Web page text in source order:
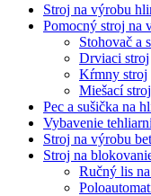
Stroj na výrobu
Pomocný stroj na
Stohovač a
Drviaci stroj
Kŕmny stroj
Miešací stroj
Pec a sušička na
Vybavenie
Stroj na výrobu
Stroj na
Ručný lis